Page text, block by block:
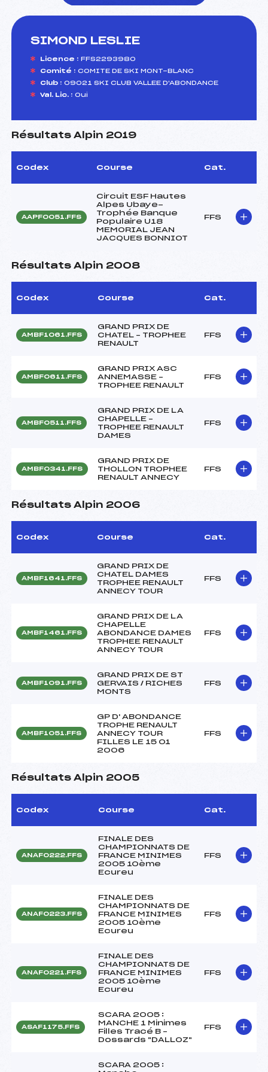
SIMOND LESLIE
Licence : FFS2293980
Comité : COMITE DE SKI MONT-BLANC
Club : 09021 SKI CLUB VALLEE D'ABONDANCE
Val. Lic. : Oui
Résultats Alpin 2019
Codex Course Cat.
AAPF0051.FFS
Circuit ESF Hautes
Alpes Ubaye-
Trophée Banque
Populaire U18
MEMORIAL JEAN
JACQUES BONNIOT
FFS
Résultats Alpin 2008
Codex Course Cat.
AMBF1061.FFS
GRAND PRIX DE
CHATEL – TROPHEE
RENAULT
FFS
AMBF0611.FFS
GRAND PRIX ASC
ANNEMASSE –
TROPHEE RENAULT
FFS
AMBF0511.FFS
GRAND PRIX DE LA
CHAPELLE –
TROPHEE RENAULT
DAMES
FFS
AMBF0341.FFS
GRAND PRIX DE
THOLLON TROPHEE
RENAULT ANNECY
FFS
Résultats Alpin 2006
Codex Course Cat.
AMBF1641.FFS
GRAND PRIX DE
CHATEL DAMES
TROPHEE RENAULT
ANNECY TOUR
FFS
AMBF1461.FFS
GRAND PRIX DE LA
CHAPELLE
ABONDANCE DAMES
TROPHEE RENAULT
ANNECY TOUR
FFS
AMBF1091.FFS
GRAND PRIX DE ST
GERVAIS / RICHES
MONTS
FFS
AMBF1051.FFS
GP D' ABONDANCE
TROPHE RENAULT
ANNECY TOUR
FILLES LE 15 01
2006
FFS
Résultats Alpin 2005
Codex Course Cat.
ANAF0222.FFS
FINALE DES
CHAMPIONNATS DE
FRANCE MINIMES
2005 10ème
Ecureu
FFS
ANAF0223.FFS
FINALE DES
CHAMPIONNATS DE
FRANCE MINIMES
2005 10ème
Ecureu
FFS
ANAF0221.FFS
FINALE DES
CHAMPIONNATS DE
FRANCE MINIMES
2005 10ème
Ecureu
FFS
ASAF1175.FFS
SCARA 2005 :
MANCHE 1 Minimes
Filles Tracé B –
Dossards "DALLOZ"
FFS
SCARA 2005 :